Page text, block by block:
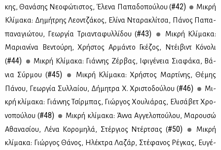
κης, Θα­νά­σης Νε­ο­φώ­τι­στος, Έλε­να Πα­πα­δο­πού­λου (#42)
Μι­κρή
Κλί­μα­κα: Δη­μή­τρης Λε­ον­τζά­κος, Ελί­να Ντα­ρα­κλί­τσα, Πά­νος Πα­πα­
πα­να­γιώ­του, Γε­ωρ­γία Τρια­ντα­φυλ­λί­δου (#43)
Μι­κρή Κλί­μα­κα:
Μα­ρια­νί­να Βε­ντού­ρη, Χρή­στος Αρ­μά­ντο Γκέ­ζος, Ντέι­βιντ Κό­νο­λι
(#44)
Μι­κρή Κλί­μα­κα: Γιάν­νης Ζέρ­βας, Ιφι­γέ­νεια Σια­φά­κα, Βά­
νια Σύρ­μου (#45)
Μι­κρή Κλί­μα­κα: Χρή­στος Μαρ­τί­νης, Θέ­μης
Πά­νου, Γε­ωρ­γία Συλ­λαί­ου, Δή­μη­τρα Χ. Χρι­στο­δού­λου (#46)
Μι­
κρή κλί­μα­κα: Γιάν­νης Τσίρ­μπας, Γιώρ­γος Χου­λιά­ρας, Ελι­σά­βετ Χρο­
νο­πού­λου (#48)
Μι­κρή κλί­μα­κα: Άν­να Αγ­γε­λο­πού­λου, Μα­ρου­σώ
Αθα­να­σί­ου, Λέ­να Κο­ρο­μη­λά, Στέρ­γιος Ντέρ­τσας (#50)
Μι­κρή
κλί­μα­κα: Γιώρ­γος Θά­νος, Ηλέ­κτρα Λα­ζάρ, Στέ­φα­νος Ρέ­γκας, Ευ­γέ­